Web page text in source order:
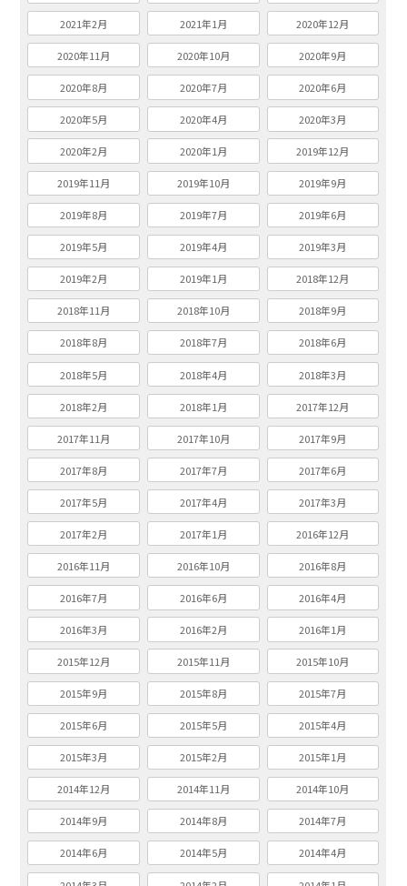
2021年2月 2021年1月 2020年12月
2020年11月 2020年10月 2020年9月
2020年8月 2020年7月 2020年6月
2020年5月 2020年4月 2020年3月
2020年2月 2020年1月 2019年12月
2019年11月 2019年10月 2019年9月
2019年8月 2019年7月 2019年6月
2019年5月 2019年4月 2019年3月
2019年2月 2019年1月 2018年12月
2018年11月 2018年10月 2018年9月
2018年8月 2018年7月 2018年6月
2018年5月 2018年4月 2018年3月
2018年2月 2018年1月 2017年12月
2017年11月 2017年10月 2017年9月
2017年8月 2017年7月 2017年6月
2017年5月 2017年4月 2017年3月
2017年2月 2017年1月 2016年12月
2016年11月 2016年10月 2016年8月
2016年7月 2016年6月 2016年4月
2016年3月 2016年2月 2016年1月
2015年12月 2015年11月 2015年10月
2015年9月 2015年8月 2015年7月
2015年6月 2015年5月 2015年4月
2015年3月 2015年2月 2015年1月
2014年12月 2014年11月 2014年10月
2014年9月 2014年8月 2014年7月
2014年6月 2014年5月 2014年4月